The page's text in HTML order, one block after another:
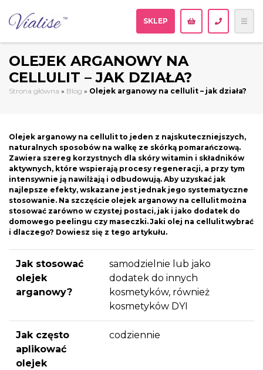
SKLEP
OLEJEK ARGANOWY NA
CELLULIT – JAK DZIAŁA?
Strona główna » Blog » Olejek arganowy na cellulit – jak działa?
Olejek arganowy na cellulit to jeden z najskuteczniejszych,
naturalnych sposobów na walkę ze skórką pomarańczową.
Zawiera szereg korzystnych dla skóry witamin i składników
aktywnych, które wspierają procesy regeneracji, a przy tym
intensywnie ją nawilżają i odbudowują. Aby uzyskać jak
najlepsze efekty, wskazane jest jednak jego systematyczne
stosowanie. Na szczęście olejek arganowy na cellulit można
stosować zarówno w czystej postaci, jak i jako dodatek do
domowego peelingu czy maseczki. Jaki olej na cellulit wybrać
i dlaczego? Dowiesz się z tego artykułu.
Jak stosować
olejek
arganowy?
samodzielnie lub jako
dodatek do innych
kosmetyków, również
kosmetyków DYI
Jak często
aplikować
olejek
codziennie